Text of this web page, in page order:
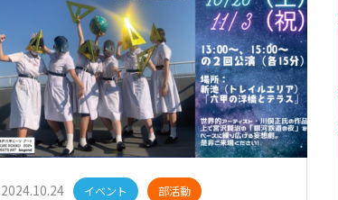
2024.10.24 イベント 部活動